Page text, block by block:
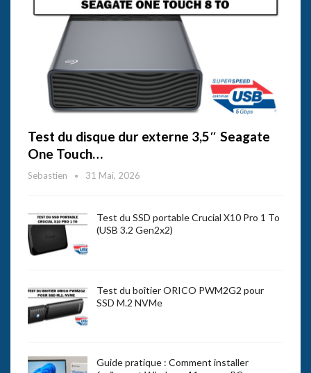
Test du disque dur externe 3,5″ Seagate
One Touch…
Sebastien 31 Mai, 2026
Test du SSD portable Crucial X10 Pro 1 To
(USB 3.2 Gen2x2)
Test du boîtier ORICO PWM2G2 pour
SSD M.2 NVMe
Guide pratique : Comment installer